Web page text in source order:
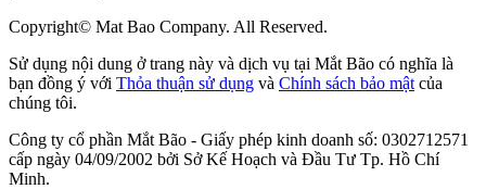
Copyright© Mat Bao Company. All Reserved.
Sử dụng nội dung ở trang này và dịch vụ tại Mắt Bão có nghĩa là
bạn đồng ý với Thỏa thuận sử dụng và Chính sách bảo mật của
chúng tôi.
Công ty cổ phần Mắt Bão - Giấy phép kinh doanh số: 0302712571
cấp ngày 04/09/2002 bởi Sở Kế Hoạch và Đầu Tư Tp. Hồ Chí
Minh.